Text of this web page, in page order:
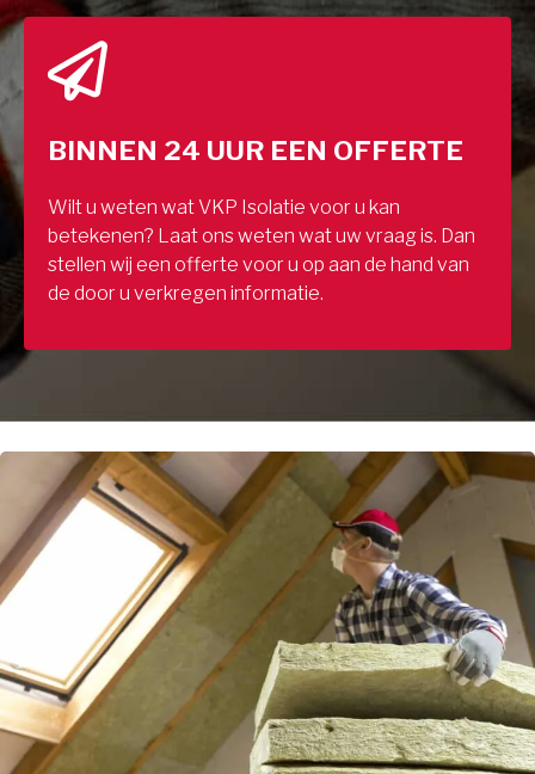
BINNEN 24 UUR EEN OFFERTE
Wilt u weten wat VKP Isolatie voor u kan
betekenen? Laat ons weten wat uw vraag is. Dan
stellen wij een offerte voor u op aan de hand van
de door u verkregen informatie.